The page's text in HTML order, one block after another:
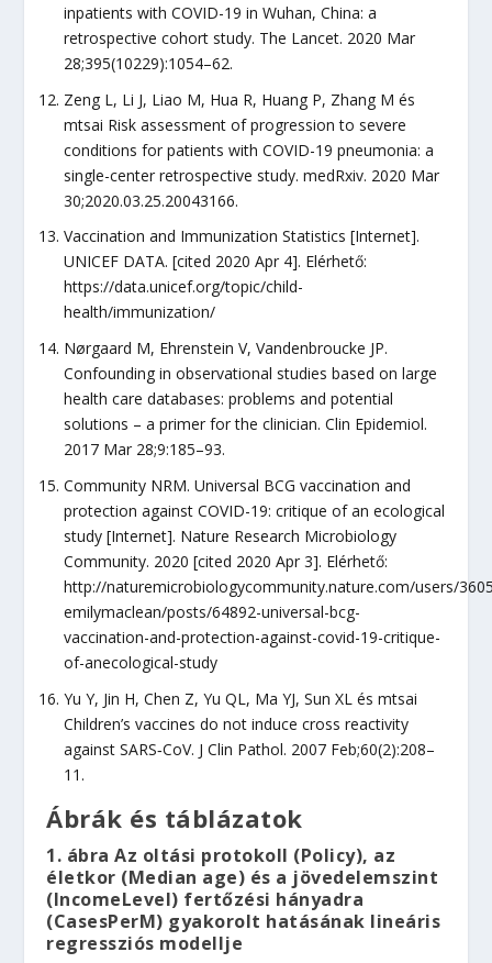
inpatients with COVID-19 in Wuhan, China: a
retrospective cohort study. The Lancet. 2020 Mar
28;395(10229):1054–62.
Zeng L, Li J, Liao M, Hua R, Huang P, Zhang M és
mtsai Risk assessment of progression to severe
conditions for patients with COVID-19 pneumonia: a
single-center retrospective study. medRxiv. 2020 Mar
30;2020.03.25.20043166.
Vaccination and Immunization Statistics [Internet].
UNICEF DATA. [cited 2020 Apr 4]. Elérhető:
https://data.unicef.org/topic/child-
health/immunization/
Nørgaard M, Ehrenstein V, Vandenbroucke JP.
Confounding in observational studies based on large
health care databases: problems and potential
solutions – a primer for the clinician. Clin Epidemiol.
2017 Mar 28;9:185–93.
Community NRM. Universal BCG vaccination and
protection against COVID-19: critique of an ecological
study [Internet]. Nature Research Microbiology
Community. 2020 [cited 2020 Apr 3]. Elérhető:
http://naturemicrobiologycommunity.nature.com/users/
emilymaclean/posts/64892-universal-bcg-
vaccination-and-protection-against-covid-19-critique-
of-anecological-study
Yu Y, Jin H, Chen Z, Yu QL, Ma YJ, Sun XL és mtsai
Children’s vaccines do not induce cross reactivity
against SARS‐CoV. J Clin Pathol. 2007 Feb;60(2):208–
11.
Ábrák és táblázatok
1. ábra Az oltási protokoll (Policy), az
életkor (Median age) és a jövedelemszint
(IncomeLevel) fertőzési hányadra
(CasesPerM) gyakorolt hatásának lineáris
regressziós modellje